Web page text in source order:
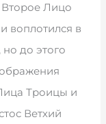
Второе Лицо
воплотился в
до этого
Троицы и
Ветхий